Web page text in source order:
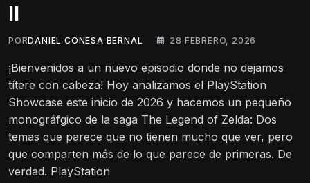
II
PORDANIEL CONESA BERNAL 28 FEBRERO, 2026
¡Bienvenidos a un nuevo episodio donde no dejamos
títere con cabeza! Hoy analizamos el PlayStation
Showcase este inicio de 2026 y hacemos un pequeño
monográfgico de la saga The Legend of Zelda: Dos
temas que parece que no tienen mucho que ver, pero
que comparten más de lo que parece de primeras. De
verdad. PlayStation